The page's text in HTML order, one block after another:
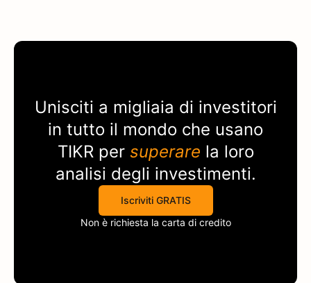
Unisciti a migliaia di investitori
in tutto il mondo che usano
TIKRper superare la loro
analisi degli investimenti.
Iscriviti GRATIS
Non è richiesta la carta di credito